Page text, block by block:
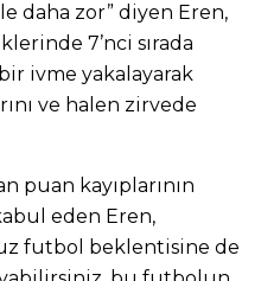
daha zor” diyen Eren,
7’nci sırada
ivme yakalayarak
ve halen zirvede
puan kayıplarının
eden Eren,
futbol beklentisine de